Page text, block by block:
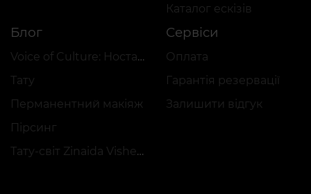
Каталог ескізів
Блог
Voice of Culture: Ностальгія за 2000-ми
Тату
Перманентний макіяж
Пірсинг
Тату-світ Zinaida Vishenka
Сервіси
Оплата
Гарантія резервації
Залишити відгук